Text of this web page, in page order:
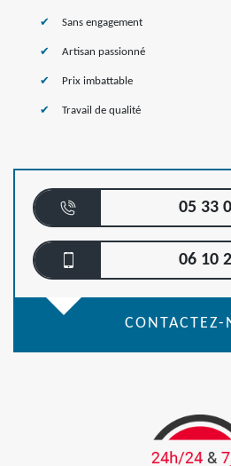
Sans engagement
Artisan passionné
Prix imbattable
Travail de qualité
05 33
06 10
CONTACTEZ-